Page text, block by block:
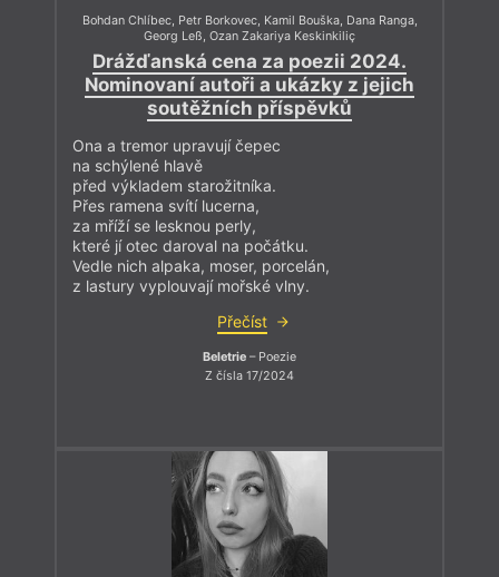
Bohdan Chlíbec, Petr Borkovec, Kamil Bouška, Dana Ranga,
Georg Leß, Ozan Zakariya Keskinkiliç
Drážďanská cena za poezii 2024.
Nominovaní autoři a ukázky z jejich
soutěžních příspěvků
Ona a tremor upravují čepec
na schýlené hlavě
před výkladem starožitníka.
Přes ramena svítí lucerna,
za mříží se lesknou perly,
které jí otec daroval na počátku.
Vedle nich alpaka, moser, porcelán,
z lastury vyplouvají mořské vlny.
Přečíst
Beletrie – Poezie
Z čísla 17/2024